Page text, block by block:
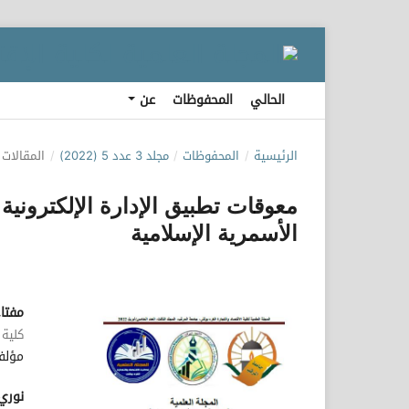
الحالي المحفوظات عن
الرئيسية / المحفوظات / مجلد 3 عدد 5 (2022) / المقالات
معوقات تطبيق الإدارة
الأسمرية الإسلامية